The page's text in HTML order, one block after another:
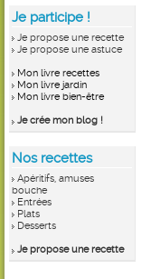
Je participe !
Je propose une recette
Je propose une astuce
Mon livre recettes
Mon livre jardin
Mon livre bien-être
Je crée mon blog !
Nos recettes
Apéritifs, amuses
bouche
Entrées
Plats
Desserts
Je propose une recette